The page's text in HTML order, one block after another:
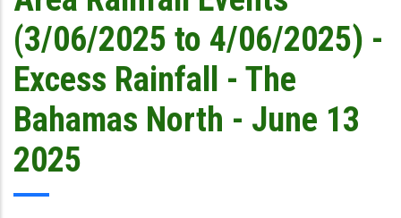
The
Bahamas
North
June
(3/06/2025 to 4/06/2025) -
Excess Rainfall - The
Bahamas North - June 13
2025